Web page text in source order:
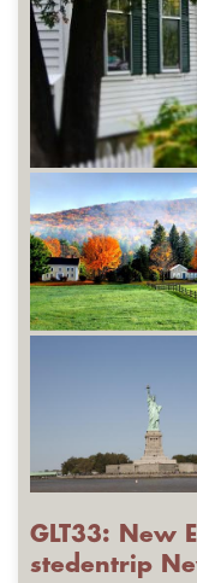
GLT33: New
stedentrip